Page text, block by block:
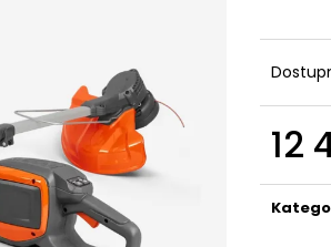
5
12
cena:
RM 443 T